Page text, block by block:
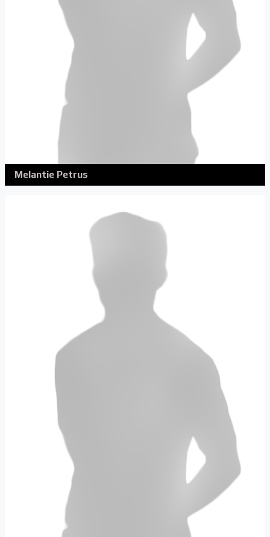
Melantie Petrus